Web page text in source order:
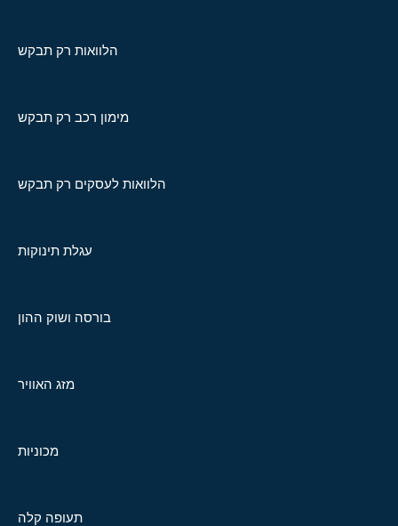
הלוואות רק תבקש
מימון רכב רק תבקש
הלוואות לעסקים רק תבקש
עגלת תינוקות
בורסה ושוק ההון
מזג האוויר
מכוניות
תעופה קלה